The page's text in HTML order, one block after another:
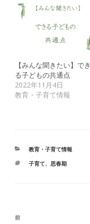
【みんな聞きたい】でき
る子どもの共通点
2022年11月4日
教育・子育て情報
カ
ゴ
教育・子育て情報
タ
子育て、 思春期
投
前
前